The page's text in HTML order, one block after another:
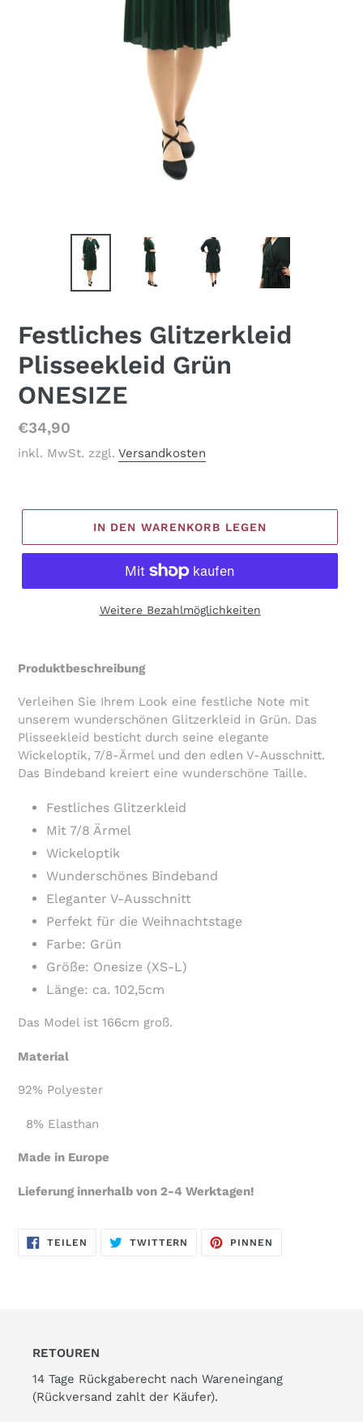
Festliches Glitzerkleid
Plisseekleid Grün
ONESIZE
Normaler
Preis
€34,90
inkl. MwSt. zzgl. Versandkosten
IN DEN WARENKORB LEGEN
Weitere Bezahlmöglichkeiten
wird
Warenkorb
hinzugefügt
Produktbeschreibung
Verleihen Sie Ihrem Look eine festliche Note mit
unserem wunderschönen Glitzerkleid in Grün. Das
Plisseekleid besticht durch seine elegante
Wickeloptik, 7/8-Ärmel und den edlen V-Ausschnitt.
Das Bindeband kreiert eine wunderschöne Taille.
Festliches Glitzerkleid
Mit 7/8 Ärmel
Wickeloptik
Wunderschönes Bindeband
Eleganter V-Ausschnitt
Perfekt für die Weihnachtstage
Farbe: Grün
Größe: Onesize (XS-L)
Länge: ca. 102,5cm
Das Model ist 166cm groß.
Material
92% Polyester
8% Elasthan
Made in Europe
Lieferung innerhalb von 2-4 Werktagen!
TEILEN
FACEBOOK
TWITTERN
TWITTER
PINNEN
RETOUREN
14 Tage Rückgaberecht nach Wareneingang
(Rückversand zahlt der Käufer).